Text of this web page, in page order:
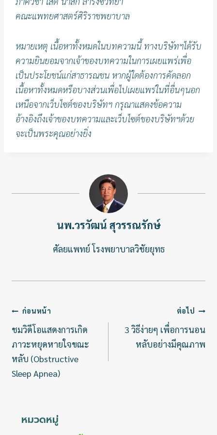
คณะแพทยศาสตร์ศิริราชพยาบาล
หมายเหตุ เนื้อหาทั้งหมดในบทความนี้ ทางบริษัทฯได้รับ
ความยินยอมจากเจ้าของบทความในการเผยแพร่เพื่อ
เป็นประโยชน์แก่สาธารณชน หากผู้ใดต้องการคัดลอก
เนื้อหาทั้งหมดหรือบางส่วนเพื่อไปเผยแพร่ในที่อื่นๆนอก
เหนือจากเว็บไซต์ของบริษัทฯ กรุณาแสดงข้อความ
อ้างอิงถึงเจ้าของบทความและเว็บไซต์ของบริษัทฯด้วย
จะเป็นพระคุณอย่างยิ่ง
นพ.วรวัฒน์ สุวรรณรักษ์
ศัลยแพทย์ โรงพยาบาลวิชัยยุทธ
แนะแนว
เรื่อง
ก่อนหน้า
ชมวิดีโอแสดงการเกิด
ภาวะหยุดหายใจขณะ
หลับ (Obstructive
Sleep Apnea)
ต่อไป
3 วิธีง่ายๆ เพื่อการนอน
หลับอย่างมีคุณภาพ
หมวดหมู่